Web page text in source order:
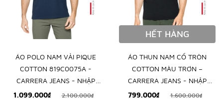
ÁO POLO NAM VẢI PIQUE
COTTON 819C0075A -
CARRERA JEANS - NHẬP
KHẨU CHÍNH NGẠCH TỪ
1.099.000₫ 2.100.000₫
HẾT HÀNG
ÁO THUN NAM CỔ TRÒN
COTTON MÀU TRƠN –
CARRERA JEANS - NHẬP
KHẨU CHÍNH HÃNG TỪ Ý
799.000₫ 1.600.000₫